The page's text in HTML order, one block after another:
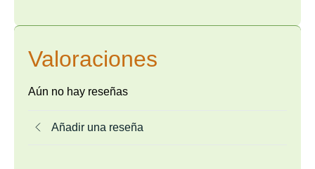
Valoraciones
Aún no hay reseñas
Añadir una reseña